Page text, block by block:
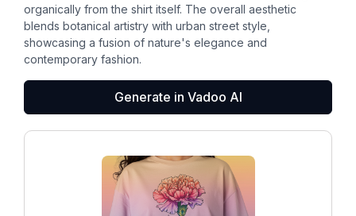
organically from the shirt itself. The overall aesthetic
blends botanical artistry with urban street style,
showcasing a fusion of nature's elegance and
contemporary fashion.
Generate in Vadoo AI